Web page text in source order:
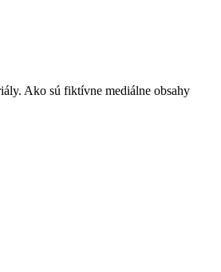
Ako sú fiktívne mediálne obsahy